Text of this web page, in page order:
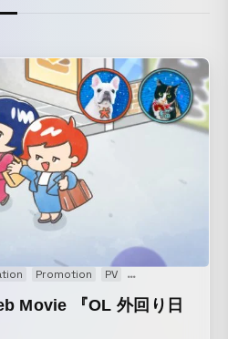
Promotion PV Web movie
Movie 『OL 外回り日